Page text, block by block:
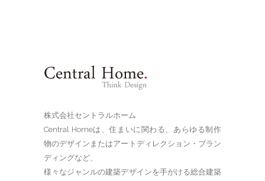
株式会社セントラルホーム
Central Homeは、住まいに関わる、あらゆる制作
物のデザインまたはアートディレクション・ブラン
ディングなど、
様々なジャンルの建築デザインを手がける総合建築